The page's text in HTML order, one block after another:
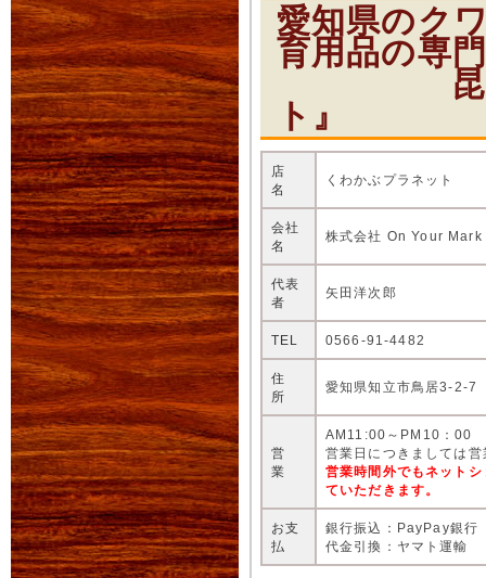
愛知県のク
育用品の専
昆虫シ
ト』
店
名
くわかぶプラネット
会社
名
株式会社 On Your Mark
代表
者
矢田洋次郎
TEL 0566-91-4482
住
所
愛知県知立市鳥居3-2-7
営
業
AM11:00～PM10：00
営業日につきましては
営業時間外でもネット
ていただきます。
お支
払
銀行振込：PayPay銀行
代金引換：ヤマト運輸